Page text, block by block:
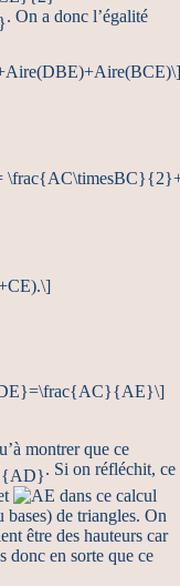
. On a donc l’égalité
montrer que ce
. Si on réfléchit, ce
dans ce calcul
bases) de triangles. On
être des hauteurs car
donc en sorte que ce